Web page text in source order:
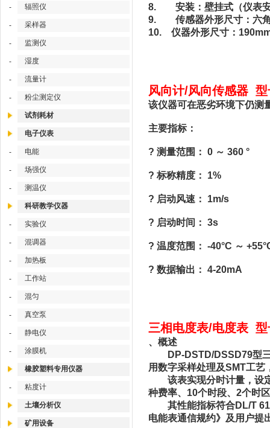
- 辐照仪
- 采样器
- 监测仪
- 湿度
- 流量计
- 粉尘测定仪
试剂耗材
电子仪表
- 电能
- 场强仪
- 测温仪
科研教学仪器
- 实验仪
- 混调器
- 加热板
- 工作站
- 混匀
- 真空泵
- 静电仪
- 涂膜机
橡胶塑料专用仪器
- 粘度计
土壤分析仪
矿用设备
8. 安装：壁挂式（仪表安
9. 传感器外形尺寸：六
10. 仪器外形尺寸：
风向计/风向传感器
该仪器可在恶劣环境下仍测
主要指标：
? 测量范围： 0 ～ 360 °
? 标称精度： 1%
? 启动风速： 1m/s
? 启动时间： 3s
? 温度范围： -40°C ～
? 数据输出： 4-20mA
三相电度表/电度表 型
、概述
DP-DSTD/DSSD79型三
用数字采样处理及SMT工
该表实现分时计量，设定
种费率、10个时段、2个时
其性能指标符合DL/T
电能表通信规约》及用户提